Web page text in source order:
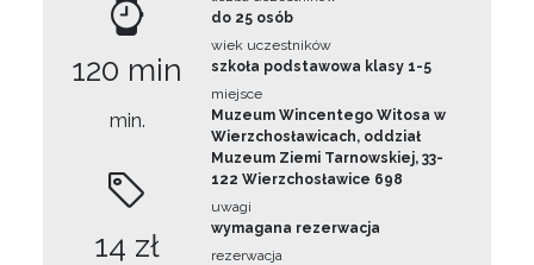
120 min
min.
14 zł
do 25 osób
wiek uczestników
szkoła podstawowa klasy 1-5
miejsce
Muzeum Wincentego Witosa w
Wierzchosławicach, oddział
Muzeum Ziemi Tarnowskiej, 33-
122 Wierzchosławice 698
uwagi
wymagana rezerwacja
rezerwacja